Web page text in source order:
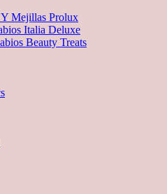
Mejillas Prolux
Italia Deluxe
Beauty Treats